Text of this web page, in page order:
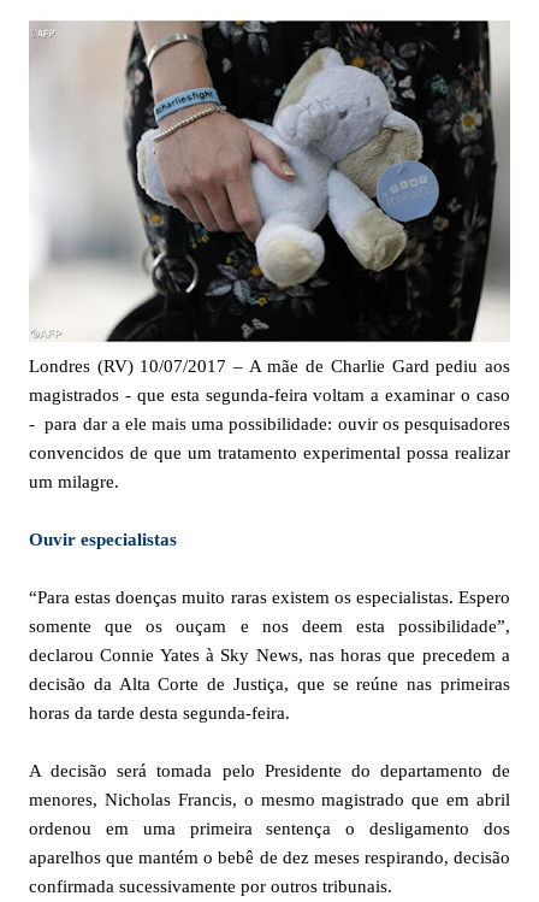
Londres (RV) 10/07/2017 – A mãe de Charlie Gard pediu aos
magistrados - que esta segunda-feira voltam a examinar o caso
- para dar a ele mais uma possibilidade: ouvir os pesquisadores
convencidos de que um tratamento experimental possa realizar
um milagre.
Ouvir especialistas
“Para estas doenças muito raras existem os especialistas. Espero
somente que os ouçam e nos deem esta possibilidade”,
declarou Connie Yates à Sky News, nas horas que precedem a
decisão da Alta Corte de Justiça, que se reúne nas primeiras
horas da tarde desta segunda-feira.
A decisão será tomada pelo Presidente do departamento de
menores, Nicholas Francis, o mesmo magistrado que em abril
ordenou em uma primeira sentença o desligamento dos
aparelhos que mantém o bebê de dez meses respirando, decisão
confirmada sucessivamente por outros tribunais.